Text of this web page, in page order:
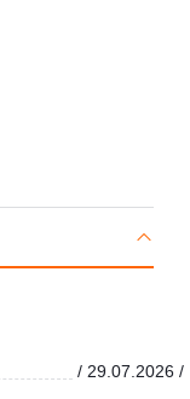
/ 29.07.2026 /